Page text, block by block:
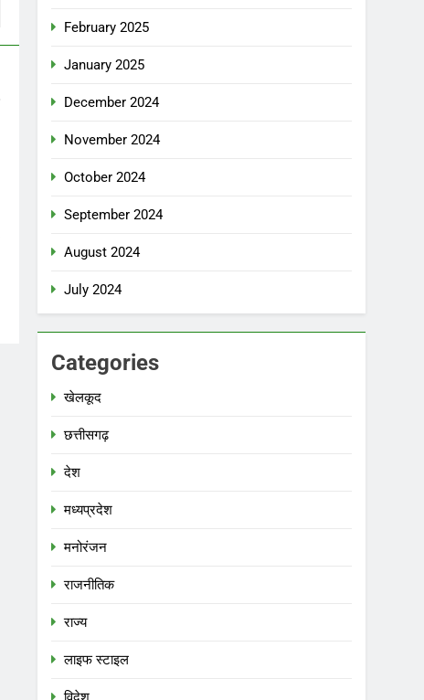
February 2025
January 2025
December 2024
November 2024
October 2024
September 2024
August 2024
July 2024
Categories
खेलकूद
छत्तीसगढ़
देश
मध्‍यप्रदेश
मनोरंजन
राजनीतिक
राज्य
लाइफ स्टाइल